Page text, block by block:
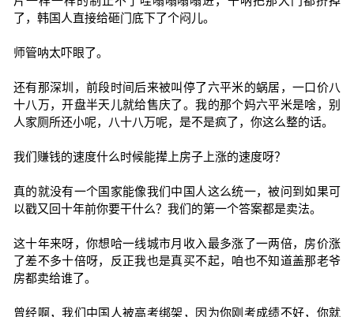
了，韩国人直接给砸门底下了个闷儿。
师管呐太吓眼了。
还有那深圳，前段时间后来被叫停了六平米的蜗居，一口价八
十八万，开盘半天儿就给售庆了。我的那个妈六平米是啥，别
人家厕所还小呢，八十八万呢，是不是疯了，你这么整的话。
我们赚钱的速度什么时候能撵上房子上涨的速度呀？
真的就没有一个国家能像我们中国人这么统一，被问到如果可
以戳又回十年前你要干什么？我们的第一个答案都是卖法。
这十年来呀，你想哈一线城市月收入最多涨了一两倍，房价涨
了差不多十倍呀，反正我也是真买不起，咱也不知道盖那老爷
房都卖给谁了。
曾经啊，我们中国人被高考绑架，因为你刚考成绩不好，你就